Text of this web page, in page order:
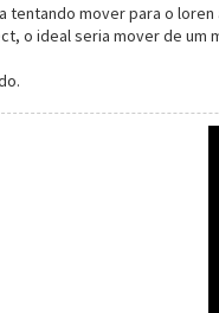
tentando mover para o
o ideal seria mover de um